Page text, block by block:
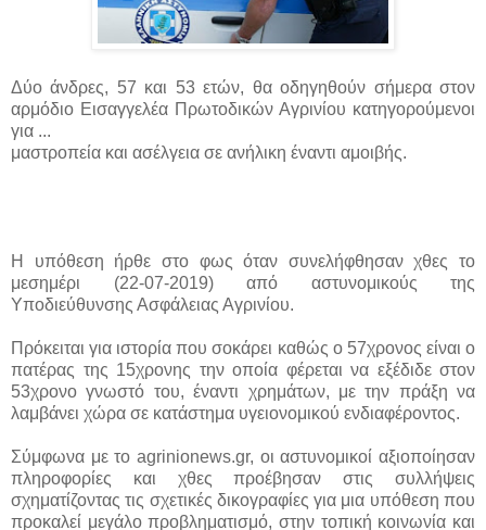
Δύο άνδρες, 57 και 53 ετών, θα οδηγηθούν σήμερα στον
αρμόδιο Εισαγγελέα Πρωτοδικών Αγρινίου κατηγορούμενοι
για ...
μαστροπεία και ασέλγεια σε ανήλικη έναντι αμοιβής.
Η υπόθεση ήρθε στο φως όταν συνελήφθησαν χθες το
μεσημέρι (22-07-2019) από αστυνομικούς της
Υποδιεύθυνσης Ασφάλειας Αγρινίου.
Πρόκειται για ιστορία που σοκάρει καθώς ο 57χρονος είναι ο
πατέρας της 15χρονης την οποία φέρεται να εξέδιδε στον
53χρονο γνωστό του, έναντι χρημάτων, με την πράξη να
λαμβάνει χώρα σε κατάστημα υγειονομικού ενδιαφέροντος.
Σύμφωνα με το agrinionews.gr, οι αστυνομικοί αξιοποίησαν
πληροφορίες και χθες προέβησαν στις συλλήψεις
σχηματίζοντας τις σχετικές δικογραφίες για μια υπόθεση που
προκαλεί μεγάλο προβληματισμό, στην τοπική κοινωνία και